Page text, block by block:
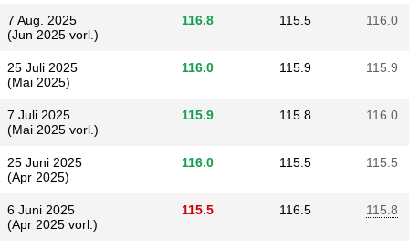
7 Aug. 2025
(Jun 2025 vorl.)
116.8 115.5 116.0
25 Juli 2025
(Mai 2025)
116.0 115.9 115.9
7 Juli 2025
(Mai 2025 vorl.)
115.9 115.8 116.0
25 Juni 2025
(Apr 2025)
116.0 115.5 115.5
6 Juni 2025
(Apr 2025 vorl.)
115.5 116.5 115.8